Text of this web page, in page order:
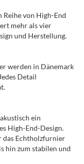
Reihe von High-End
mehr als vier
und Herstellung.
werden in Dänemark
Detail
ein
High-End-Design.
das Echtholzfurnier
hin zum stabilen und